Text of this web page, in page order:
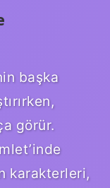
başka
görür.
karakterleri,